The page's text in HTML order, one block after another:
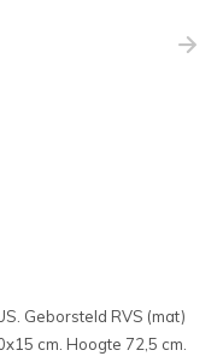
Geborsteld RVS (mat)
cm. Hoogte 72,5 cm.